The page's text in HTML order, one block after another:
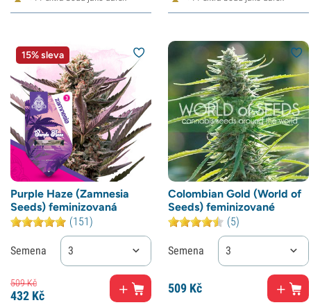
15% sleva
Purple Haze (Zamnesia
Seeds) feminizovaná
(151)
Semena 3
509Kč
432 Kč
Colombian Gold (World of
Seeds) feminizované
(5)
Semena 3
509 Kč